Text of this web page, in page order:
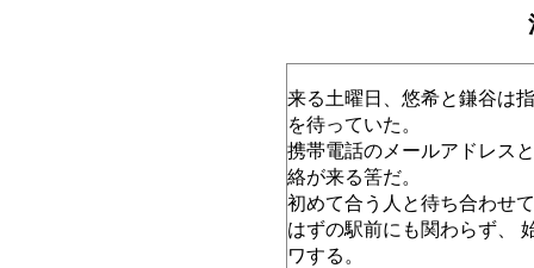
来る土曜日、悠希と鎌谷は
を待っていた。
携帯電話のメールアドレス
絡が来る筈だ。
初めて合う人と待ち合わせ
はずの駅前にも関わらず、
ワする。